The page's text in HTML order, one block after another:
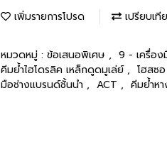
เพิ่มรายการโปรด เปรียบเที
หมวดหมู่ : ข้อเสนอพิเศษ , 9 - เครื่อง
คีมย้ำไฮโดรลิค เหล็กดูดมูเล่ย์ , โฮสซ
มือช่างแบรนด์ชั้นนำ , ACT , คีมย้ำห